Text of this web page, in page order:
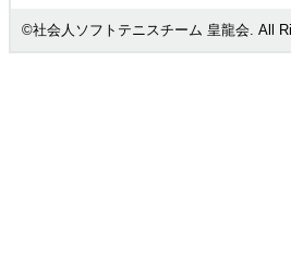
©社会人ソフトテニスチーム 皇龍会. All